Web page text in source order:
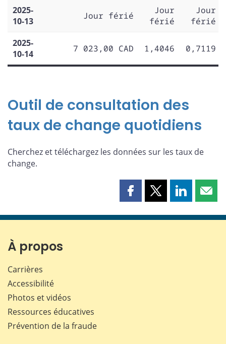
2025-
10-13
Jour férié
Jour
férié
Jour
férié
2025-
10-14
7 023,00 CAD 1,4046 0,7119
Outil de consultation des
taux de change quotidiens
Cherchez et téléchargez les données sur les taux de
change.
Partager
page
Partager
page
Partager
page page
À propos
Carrières
Accessibilité
Photos et vidéos
Ressources éducatives
Prévention de la fraude